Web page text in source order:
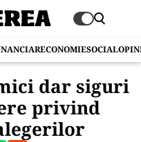
ECONOMIESOCIAL
dar siguri
privind